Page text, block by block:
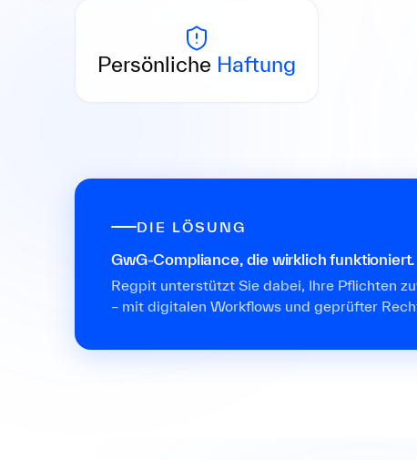
Persönliche Haftung
Führungskräfte haften bei fehlender oder
mangelhafter Prävention.
DIE LÖSUNG
GwG-Compliance, die wirklich funktioniert.
Regpit unterstützt Sie dabei, Ihre Pflichten
– mit digitalen Workflows und geprüfter